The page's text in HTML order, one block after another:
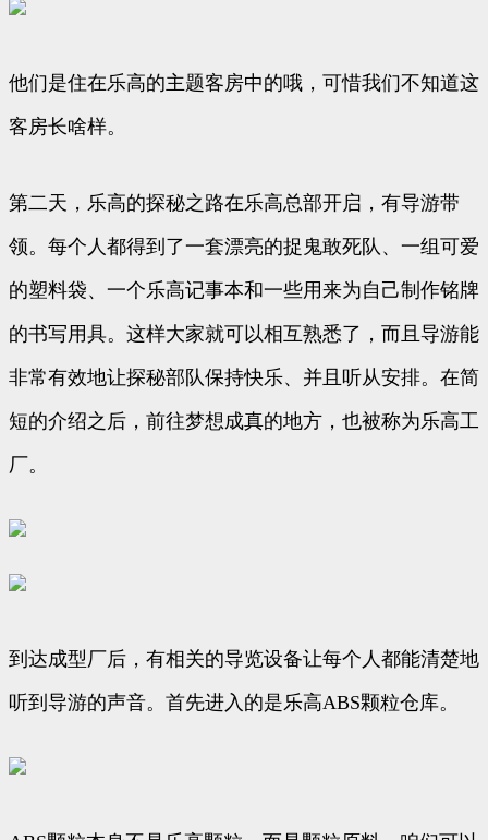
他们是住在乐高的主题客房中的哦，可惜我们不知道这
客房长啥样。
第二天，乐高的探秘之路在乐高总部开启，有导游带
领。每个人都得到了一套漂亮的捉鬼敢死队、一组可爱
的塑料袋、一个乐高记事本和一些用来为自己制作铭牌
的书写用具。这样大家就可以相互熟悉了，而且导游能
非常有效地让探秘部队保持快乐、并且听从安排。在简
短的介绍之后，前往梦想成真的地方，也被称为乐高工
厂。
到达成型厂后，有相关的导览设备让每个人都能清楚地
听到导游的声音。首先进入的是乐高ABS颗粒仓库。